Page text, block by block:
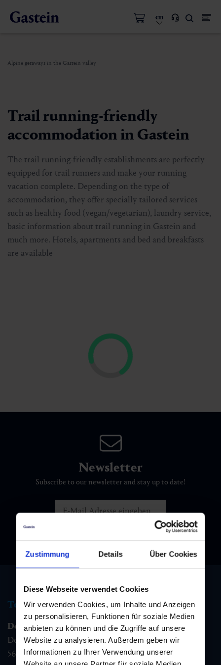
Zustimmung Details Über Cookies
Diese Webseite verwendet Cookies
Wir verwenden Cookies, um Inhalte und Anzeigen
zu personalisieren, Funktionen für soziale Medien
anbieten zu können und die Zugriffe auf unsere
Website zu analysieren. Außerdem geben wir
Informationen zu Ihrer Verwendung unserer
en
Alpine getaways in the Gastein valley
Trail running-friendly
accommodation in Gastein
The trail running-friendly establishments are perfectly
equipped for trail runners and make your running
vacation complete. Depending on the type of
accommodation, they offer specially tailored services
such as healthy food (vegan/vegetarian), laundry service,
basic information about trail running in Gastein and
much more. Hotels, apartments and bed and breakfasts
are available
Newsletter
Subscribe to our newsletter and stay up to date!
Tourist information
Dorfgastein
Dorfstraße 1,
5632 Dorfgastein